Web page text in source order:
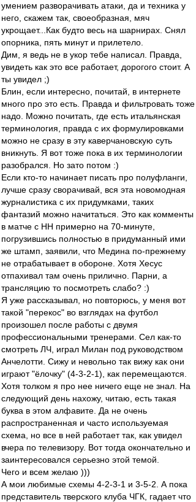
умением разворачивать атаки, да и техника у
него, скажем так, своеобразная, мяч
укрощает...Как будто весь на шарнирах. Снял
опорника, пять минут и прилетело.
Дим, я ведь не в укор тебе написал. Правда,
увидеть как это все работает, дорогого стоит. А
ты увидел ;)
Блин, если интересно, почитай, в интернете
много про это есть. Правда и фильтровать тоже
надо. Можно почитать, где есть итальянская
терминология, правда с их формулировками
можно не сразу в эту каверчановскую суть
вникнуть. Я вот тоже пока в их терминологии
разобрался. Но зато потом :)
Если кто-то начинает писать про полуфланги,
лучше сразу сворачивай, вся эта новомодная
журналистика с их придумками, таких
фантазий можно начитаться. Это как комменты
в матче с НН примерно на 70-минуте,
погрузившись полностью в придуманный ими
же штамп, заявили, что Медина по-прежнему
не отрабатывает в обороне. Хотя Хесус
отпахивал там очень прилично. Парни, а
трансляцию то посмотреть слабо? :)
Я уже рассказывал, но повторюсь, у меня вот
такой "перекос" во взглядах на футбол
произошел после работы с двумя
профессиональными тренерами. Сел как-то
смотреть ЛЧ, играл Милан под руководством
Анчелотти. Сижу и невольно так вижу как они
играют "ёлочку" (4-3-2-1), как перемещаются.
Хотя толком я про нее ничего еще не знал. На
следующий день нахожу, читаю, есть такая
буква в этом алфавите. Да не очень
распространенная и часто используемая
схема, но все в ней работает так, как увидел
вчера по телевизору. Вот тогда окончательно и
заинтересовался серьезно этой темой.
Чего и всем желаю )))
А мои любимые схемы 4-2-3-1 и 3-5-2. А пока
представитель тверского клуба ЧГК, гадает что